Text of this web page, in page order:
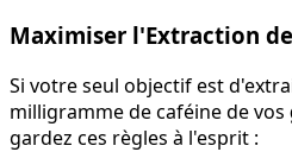
Maximiser l'Extraction
Si votre seul objectif est
milligramme de caféine de vos
gardez ces règles à l'esprit :